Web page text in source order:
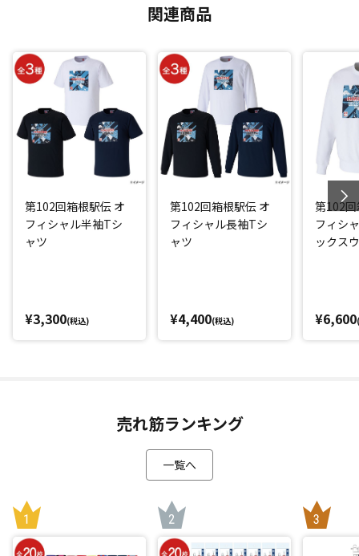
関連商品
第102回箱根駅伝 オ
フィシャル半袖Tシ
ャツ
¥3,300(税込)
第102回箱根駅伝 オ
フィシャル長袖Tシ
ャツ
¥4,400(税込)
第102
フィシ
ックス
¥6,600
売れ筋ランキング
一覧へ